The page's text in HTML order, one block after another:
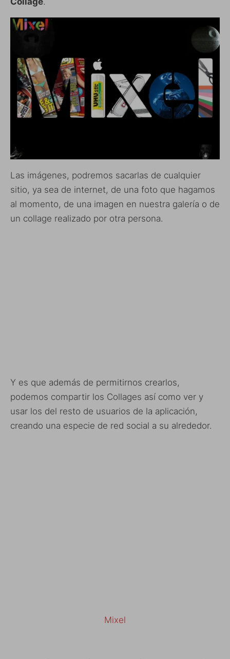
Las imágenes, podremos sacarlas de cualquier
sitio, ya sea de internet, de una foto que hagamos
al momento, de una imagen en nuestra galería o de
un collage realizado por otra persona.
Y es que además de permitirnos crearlos,
podemos compartir los Collages así como ver y
usar los del resto de usuarios de la aplicación,
creando una especie de red social a su alrededor.
Mixel